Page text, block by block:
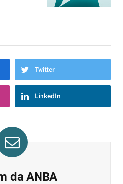
Twitter
LinkedIn
da ANBA